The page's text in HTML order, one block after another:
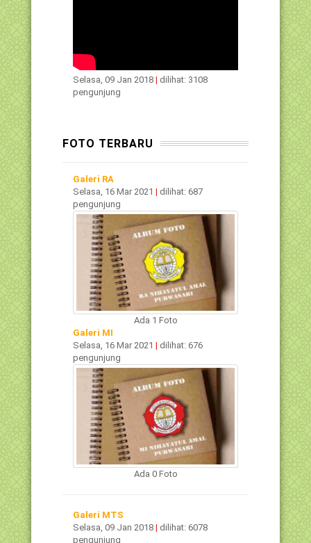
Selasa, 09 Jan 2018 | dilihat: 3108
pengunjung
FOTO TERBARU
Galeri RA
Selasa, 16 Mar 2021 | dilihat: 687
pengunjung
Ada 1 Foto
Galeri MI
Selasa, 16 Mar 2021 | dilihat: 676
pengunjung
Ada 0 Foto
Galeri MTS
Selasa, 09 Jan 2018 | dilihat: 6078
pengunjung